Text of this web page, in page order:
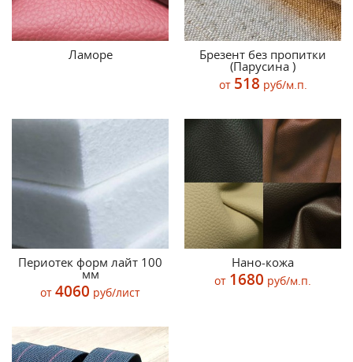
Ламоре Брезент без пропитки
(Парусина )
от 518 руб/м.п.
Периотек форм лайт 100
мм
от 4060 руб/лист
Нано-кожа
от 1680 руб/м.п.